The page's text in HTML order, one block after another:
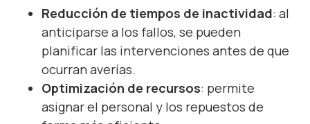
Reducción de tiempos de inactividad: al
anticiparse a los fallos, se pueden
planificar las intervenciones antes de que
ocurran averías.
Optimización de recursos: permite
asignar el personal y los repuestos de